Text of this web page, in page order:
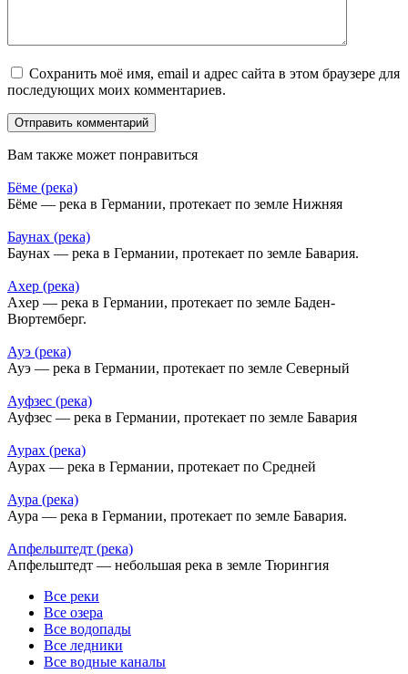
Сохранить моё имя, email и адрес сайта в этом браузере для
последующих моих комментариев.
Вам также может понравиться
Бёме (река)
Бёме — река в Германии, протекает по земле Нижняя
Баунах (река)
Баунах — река в Германии, протекает по земле Бавария.
Ахер (река)
Ахер — река в Германии, протекает по земле Баден-
Вюртемберг.
Ауэ (река)
Ауэ — река в Германии, протекает по земле Северный
Ауфзес (река)
Ауфзес — река в Германии, протекает по земле Бавария
Аурах (река)
Аурах — река в Германии, протекает по Средней
Аура (река)
Аура — река в Германии, протекает по земле Бавария.
Апфельштедт (река)
Апфельштедт — небольшая река в земле Тюрингия
Все реки
Все озера
Все водопады
Все ледники
Все водные каналы